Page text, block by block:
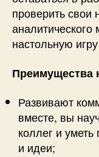
проверить свои
настольную
Преимущества
Развивают
вместе, вы
коллег и
и идеи;